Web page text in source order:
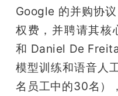
课
Google 的并购协
权费，并聘请其核
和 Daniel De
模型训练和语音人
名员工中的30名）